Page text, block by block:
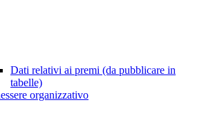
Dati relativi ai premi (da pubblicare in
tabelle)
organizzativo